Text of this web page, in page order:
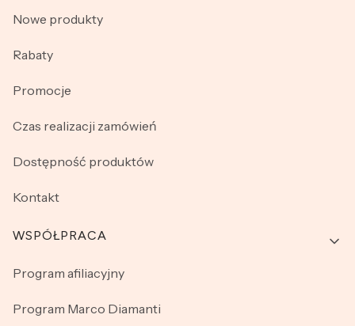
Nowe produkty
Rabaty
Promocje
Czas realizacji zamówień
Dostępność produktów
Kontakt
WSPÓŁPRACA
Program afiliacyjny
Program Marco Diamanti